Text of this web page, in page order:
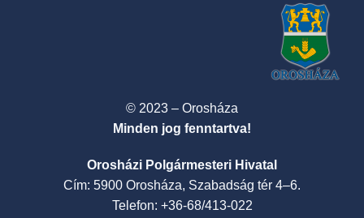
© 2023 – Orosháza
Minden jog fenntartva!
Orosházi Polgármesteri Hivatal
Cím: 5900 Orosháza, Szabadság tér 4–6.
Telefon: +36-68/413-022